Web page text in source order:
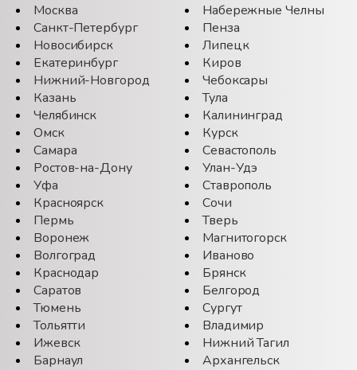
Москва
Санкт-Петербург
Новосибирск
Екатеринбург
Нижний-Новгород
Казань
Челябинск
Омск
Самара
Ростов-на-Дону
Уфа
Красноярск
Пермь
Воронеж
Волгоград
Краснодар
Саратов
Тюмень
Тольятти
Ижевск
Барнаул
Набережные Челны
Пенза
Липецк
Киров
Чебоксары
Тула
Калининград
Курск
Севастополь
Улан-Удэ
Ставрополь
Сочи
Тверь
Магнитогорск
Иваново
Брянск
Белгород
Сургут
Владимир
Нижний Тагил
Архангельск